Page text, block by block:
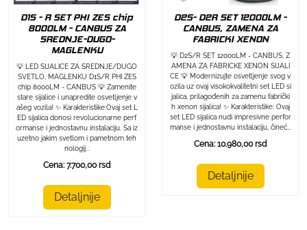
D1S - R SET PHI ZES chip
8000LM - CANBUS ZA
SREDNJE-DUGO-
MAGLENKU
💡 LED SIJALICE ZA SREDNJE/DUGO
SVETLO, MAGLENKU D1S/R PHI ZES
chip 8000LM - CANBUS 💡 Zamenite
stare sijalice i unapredite osvetljenje v
ašeg vozila! ✨ Karakteristike:Ovaj set L
ED sijalica donosi revolucionarne perf
ormanse i jednostavnu instalaciju. Sa iz
uzetno jakim svetlom i pametnom teh
nologij...
Cena: 7.700,00 rsd
Detaljnije
D2S- D2R SET 12000LM -
CANBUS, ZAMENA ZA
FABRICKI XENON
💡 D2S/R SET 12000LM - CANBUS, Z
AMENA ZA FABRICKE XENON SIJALI
CE 💡 Modernizujte osvetljenje svog v
ozila uz ovaj visokokvalitetni set LED si
jalica, prilagođenih za zamenu fabrički
h xenon sijalica! ✨ Karakteristike: Ovaj
set LED sijalica nudi impresivne perfor
manse i jednostavnu instalaciju, čineć...
Cena: 10.980,00 rsd
Detaljnije